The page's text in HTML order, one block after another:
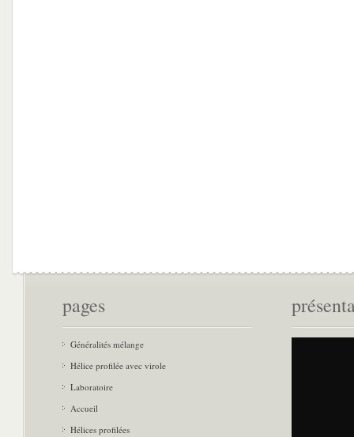
pages
Généralités mélange
Hélice profilée avec virole
Laboratoire
Accueil
Hélices profilées